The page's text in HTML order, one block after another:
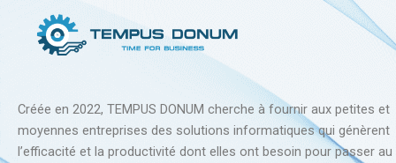
Créée en 2022, TEMPUS DONUM cherche à fournir aux petites et
moyennes entreprises des solutions informatiques qui génèrent
l’efficacité et la productivité dont elles ont besoin pour passer au